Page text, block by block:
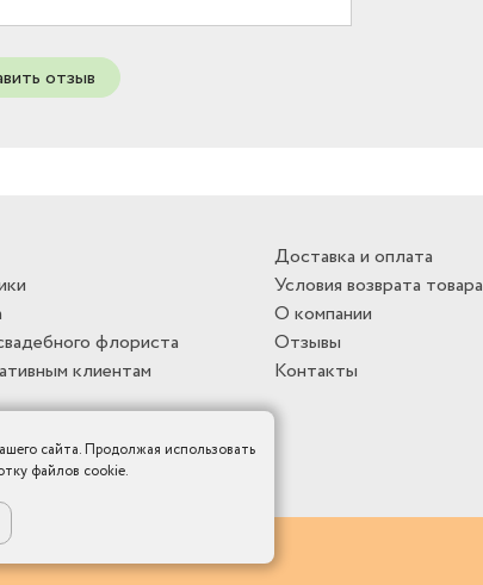
отзыв
флориста
клиентам
Доставка и оплата
Условия возврата товара
О компании
Отзывы
Контакты
сайта. Продолжая использовать
файлов cookie.